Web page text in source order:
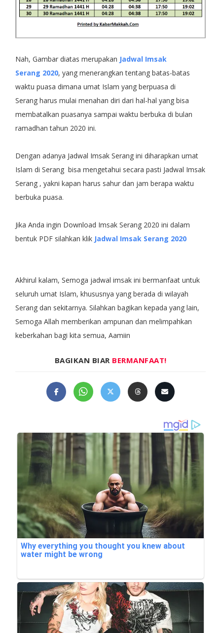
Nah, Gambar diatas merupakan Jadwal Imsak
Serang 2020, yang menerangkan tentang batas-batas
waktu puasa dimana umat Islam yang berpuasa di
Serang harus mulai menahan diri dari hal-hal yang bisa
membatalkan puasanya sampai waktu berbuka di bulan
ramadhan tahun 2020 ini.
Dengan adanya Jadwal Imsak Serang ini diharapkan umat
Islam di Serang bisa mengetahui secara pasti Jadwal Imsak
Serang , yakni kapan harus sahur dan jam berapa waktu
berbuka puasa.
Jika Anda ingin Download Imsak Serang 2020 ini dalam
bentuk PDF silahkan klik Jadwal Imsak Serang 2020
Akhirul kalam, Semoga jadwal imsak ini bermanfaat untuk
seluruh umat Islam, khususnya yang berada di wilayah
Serang dan sekitarnya. Silahkan bagikan kepada yang lain,
Semoga Allah memberikan ampunan dan melimpahkan
keberkahan bagi kita semua, Aamiin
BAGIKAN BIAR BERMANFAAT!